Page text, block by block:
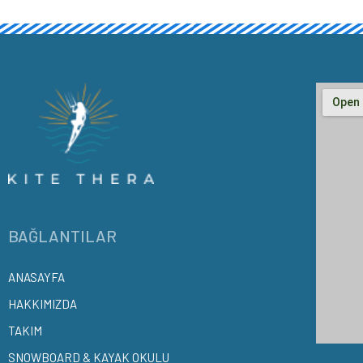
BAĞLANTILAR
ANASAYFA
HAKKIMIZDA
TAKIM
SNOWBOARD & KAYAK OKULU